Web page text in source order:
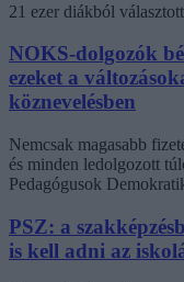
21 ezer diákból
NOKS-dolgozók
ezeket a
köznevelésben
Nemcsak magasabb
és minden ledolgozott
Pedagógusok
PSZ: a
is kell adni az